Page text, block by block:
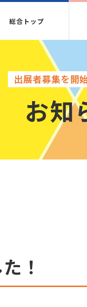
総合トップ
出展者募集を開
お知
！